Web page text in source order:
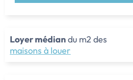
Loyer médiandu m2 des
maisons à louer